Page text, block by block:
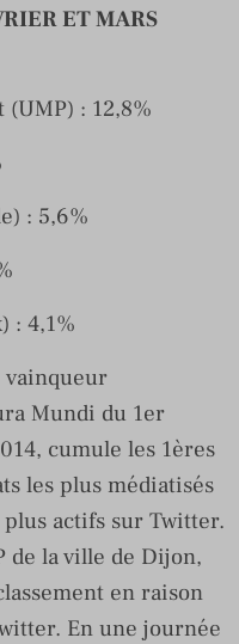
ET MARS
: 12,8%
: 5,6%
: 4,1%
Mundi du 1er
cumule les 1ères
les plus médiatisés
plus actifs sur Twitter.
de la ville de Dijon,
en raison
En une journée